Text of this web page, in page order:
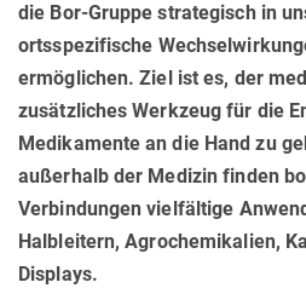
die Bor-Gruppe strategisch in
ortsspezifische
ermöglichen. Ziel ist es, der
zusätzliches Werkzeug für die
Medikamente an die Hand zu
außerhalb der Medizin finden
Verbindungen vielfältige
Halbleitern, Agrochemikalien,
Displays.